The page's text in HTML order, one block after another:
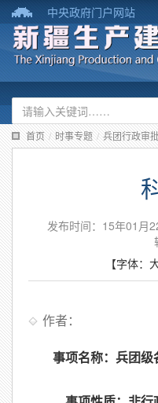
中央政府门户网站
首页 / 时事专题 / 兵团行政审
发布时间：15年01月
【字体：
作者：
事项名称：兵团级